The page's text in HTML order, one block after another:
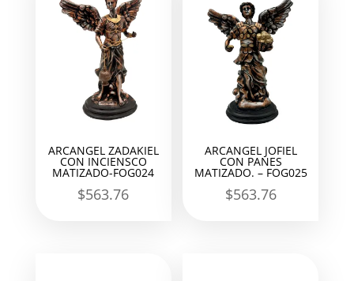
ARCANGEL ZADAKIEL
CON INCIENSCO
MATIZADO-FOG024
$563.76
ARCANGEL JOFIEL
CON PANES
MATIZADO. – FOG025
$563.76